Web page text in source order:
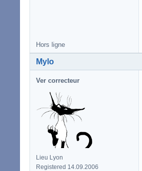
Hors ligne
Mylo
Ver correcteur
Lieu Lyon
Registered 14.09.2006